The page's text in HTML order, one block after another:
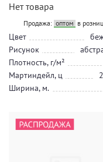
Нет товара
Продажа: оптом в
Цвет
Рисунок
Плотность, г/м²
Мартиндейл, ц
Ширина, м.